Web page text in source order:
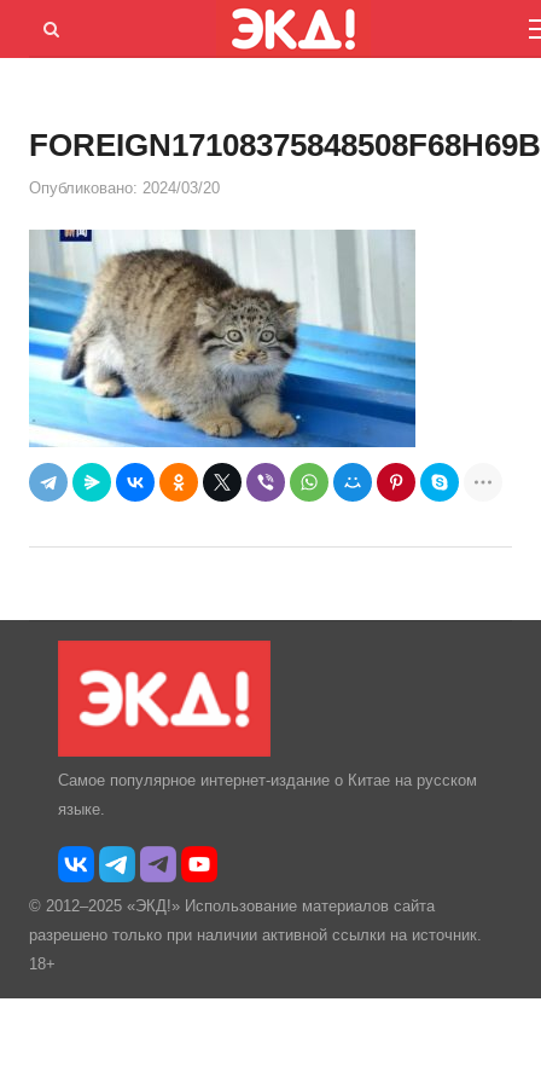
Menu
Открыть
Опубликовано: 2024/03/20
Самое популярное интернет-издание о Китае на русском
языке.
© 2012–2025 «ЭКД!» Использование материалов сайта
разрешено только при наличии активной ссылки на источник.
18+